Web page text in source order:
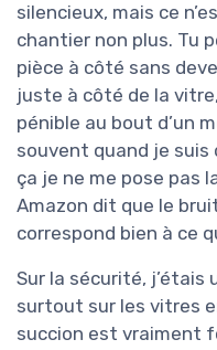
silencieux, mais ce
chantier non plus. Tu
pièce à côté sans
juste à côté de la
pénible au bout d’un
souvent quand je suis
ça je ne me pose pas
Amazon dit que le
correspond bien à ce
Sur la sécurité, j’étais
surtout sur les vitres
succion est vraiment